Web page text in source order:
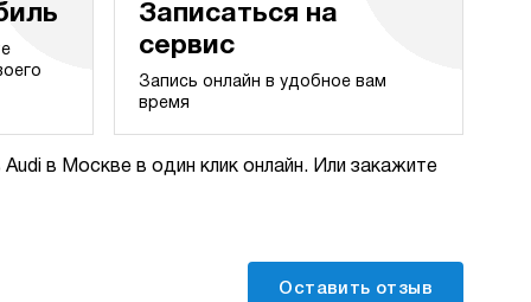
Записаться на
сервис
Запись онлайн в удобное вам
время
в Москве в один клик онлайн. Или закажите
Оставить отзыв